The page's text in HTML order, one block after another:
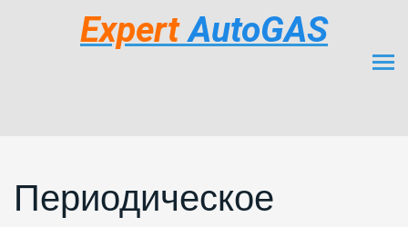
ExpertAutoGAS
Периодическое